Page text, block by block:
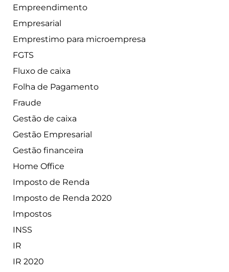
Empreendimento
Empresarial
Emprestimo para microempresa
FGTS
Fluxo de caixa
Folha de Pagamento
Fraude
Gestão de caixa
Gestão Empresarial
Gestão financeira
Home Office
Imposto de Renda
Imposto de Renda 2020
Impostos
INSS
IR
IR 2020